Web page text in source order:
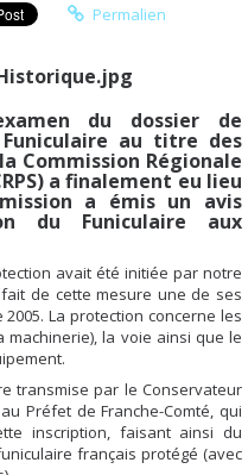
Permalien
du dossier de
au titre des
Commission Régionale
a finalement eu lieu
a émis un avis
du Funiculaire aux
avait été initiée par notre
de cette mesure une de ses
La protection concerne les
la voie ainsi que le
transmise par le Conservateur
Préfet de Franche-Comté, qui
inscription, faisant ainsi du
français protégé (avec